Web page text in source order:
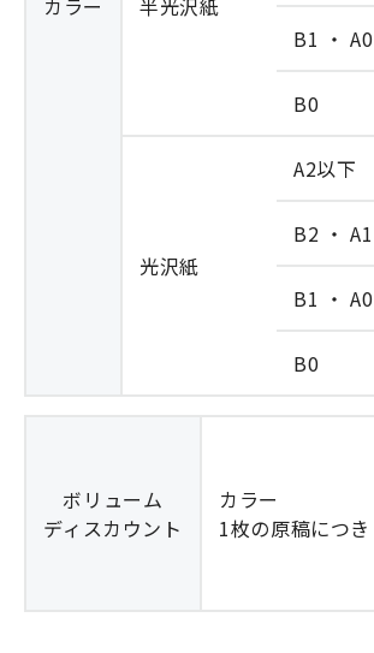
カラー
半光沢紙
B1 ・ A0
B0
光沢紙
A2以下
B2 ・ A1
B1 ・ A0
B0
ボリューム
ディスカウント
カラー
1枚の原稿につき